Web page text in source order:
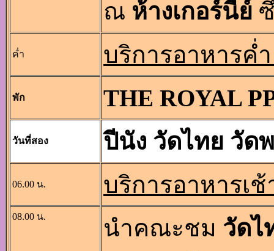
ณ ห้างเกอร์นีย์
ค่ำ บริการอาหารค่
พัก THE ROYAL
วันที่สอง ปีนัง วัดไทย วัด
06.00 น. บริการอาหารเ
08.00 น. นำคณะชม วัดไ